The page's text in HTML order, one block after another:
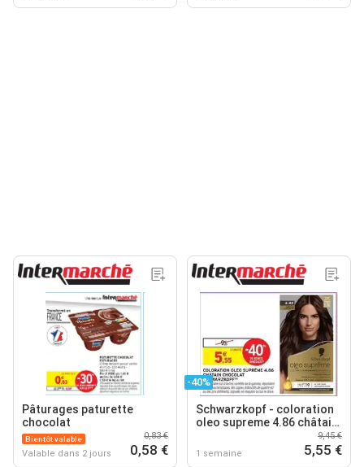
Pâturages paturette
chocolat
Bientôt valable
Valable dans 2 jours
0,83 €
0,58 €
-40%
Schwarzkopf - coloration
oleo supreme 4.86 châtain
1 semaine
9,45 €
5,55 €